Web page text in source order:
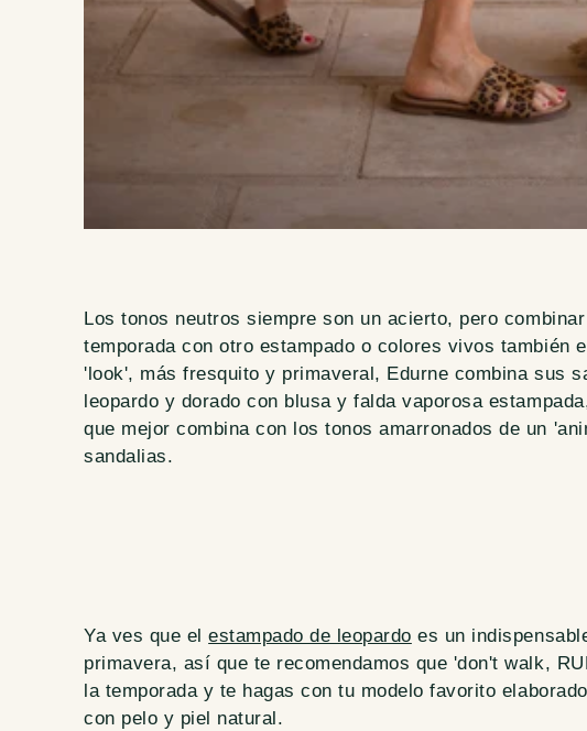
Los tonos neutros siempre son un acierto, pero
temporada con otro estampado o colores vivos también
'look', más fresquito y primaveral, Edurne combina sus
leopardo y dorado con blusa y falda vaporosa
que mejor combina con los tonos amarronados de un
sandalias.
Ya ves que elestampado de leopardo es un
primavera, así que te recomendamos que 'don't walk,
la temporada y te hagas con tu modelo favorito
con pelo y piel natural.